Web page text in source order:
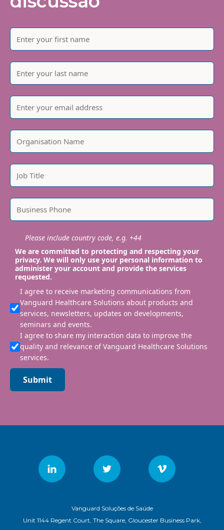
Please include country code, e.g. +44
We are committed to protecting and respecting your
privacy. We will only use your personal information to
administer your account and provide the services
requested.
I agree to receive marketing communications from
Vanguard Healthcare Solutions about products and
services, newsletters, updates on developments,
seminars and events.
I agree to share my interaction data to improve the
quality and relevance of Vanguard Healthcare Solutions
services.
Submit
Vanguard Soluções de Saúde
Unit 1144 Regent Court, The Square, Gloucester Business Park,